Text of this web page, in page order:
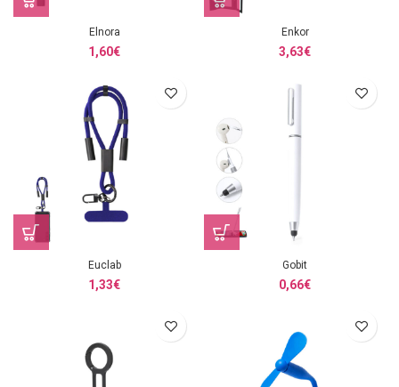
Elnora
1,60€
Enkor
3,63€
Euclab
1,33€
Gobit
0,66€